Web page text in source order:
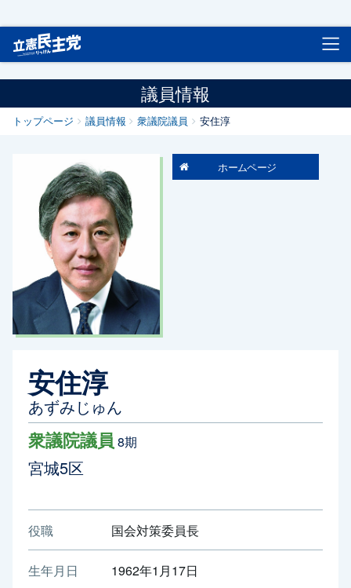
議員情報
トップページ 議員情報 衆議院議員 安住淳
ホームページ
安住淳
あずみじゅん
衆議院議員 8期
宮城5区
役職 国会対策委員長
生年月日 1962年1月17日